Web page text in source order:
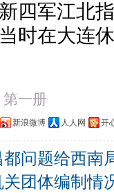
四军江北
时在大连
第一册
新浪微博 人人网 开
问题给西南
团体编制情